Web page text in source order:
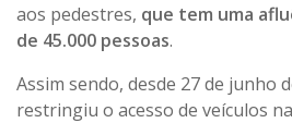
aos pedestres, que tem uma
de 45.000 pessoas.
Assim sendo, desde 27 de junho
restringiu o acesso de veículos